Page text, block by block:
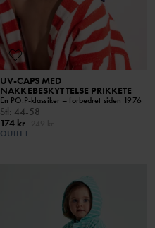
UV-CAPS MED
NAKKEBESKYTTELSE PRIKKETE
En PO.P-klassiker – forbedret siden 1976
Stl: 44-58
174 kr
OUTLET